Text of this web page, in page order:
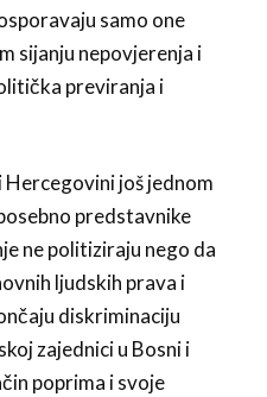
samo one
sijanju nepovjerenja i
previranja i
Hercegovini još jednom
predstavnike
ne politiziraju nego da
ljudskih prava i
diskriminaciju
zajednici u Bosni i
poprima i svoje